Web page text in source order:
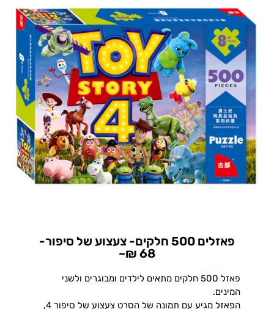
פאזלים 500 חלקים- צעצוע של סיפור-
68 ₪~
פאזל 500 חלקים מתאים לילדים ומבוגרים ולשני
המינים.
הפאזל מגיע עם תמונה של הסרט צעצוע של סיפור 4,